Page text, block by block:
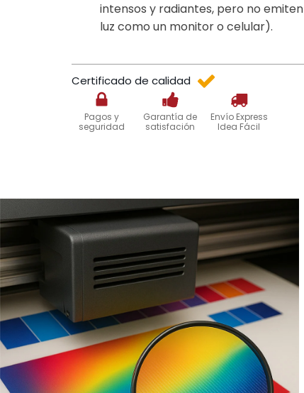
intensos y radiantes, pero no emiten
luz como un monitor o celular).
Certificado de calidad
Pagos y
seguridad
Garantía de
satisfación
Envío Express
Idea Fácil